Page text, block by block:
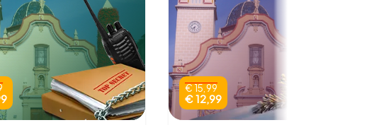
€ 15,99
€ 12,99